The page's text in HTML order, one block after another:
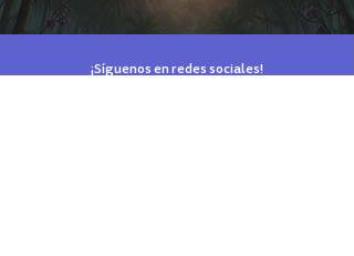
¡Síguenos en redes sociales!